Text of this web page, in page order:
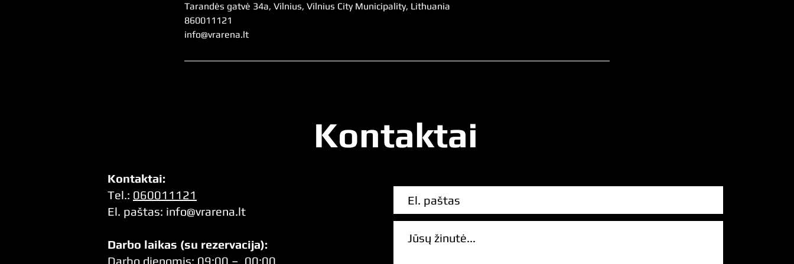
Tarandės gatvė 34a, Vilnius, Vilnius City Municipality, Lithuania
860011121
info@vrarena.lt
Kontaktai
Kontaktai:
Tel.: 060011121
El. paštas: info@vrarena.lt
Darbo laikas (su rezervacija):
Darbo dienomis: 09:00 – 00:00